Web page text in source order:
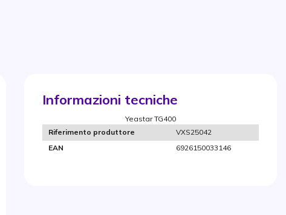
Informazioni tecniche
Yeastar TG400
Riferimento produttore
VXS25042
EAN
6926150033146